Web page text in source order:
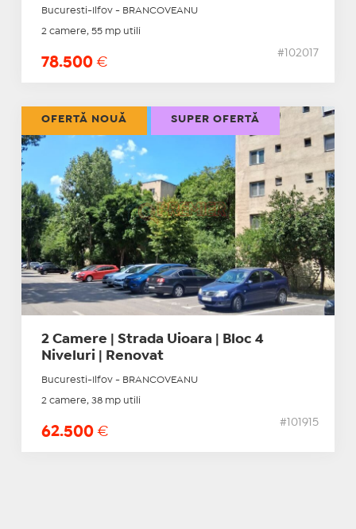
Bucuresti-Ilfov - BRANCOVEANU
2 camere, 55 mp utili
78.500 €
#102017
2 Camere | Strada Uioara | Bloc 4
Niveluri | Renovat
Bucuresti-Ilfov - BRANCOVEANU
2 camere, 38 mp utili
62.500 €
#101915
OFERTĂ NOUĂ SUPER OFERTĂ